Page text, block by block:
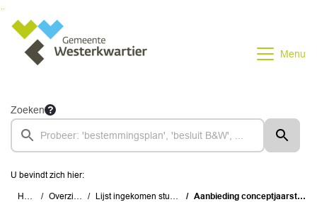
Menu
Zoeken
U bevindt zich hier:
Home Overzichten Lijst ingekomen stukken (LIS) Aanbieding conceptjaarstukken 2025